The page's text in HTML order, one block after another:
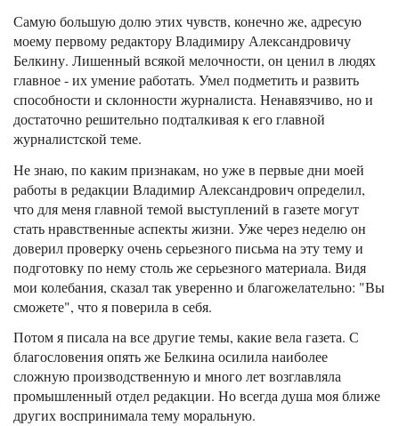
Самую большую долю этих чувств, конечно же, адресую
моему первому редактору Владимиру Александровичу
Белкину. Лишенный всякой мелочности, он ценил в людях
главное - их умение работать. Умел подметить и развить
способности и склонности журналиста. Ненавязчиво, но и
достаточно решительно подталкивая к его главной
журналистской теме.
Не знаю, по каким признакам, но уже в первые дни моей
работы в редакции Владимир Александрович определил,
что для меня главной темой выступлений в газете могут
стать нравственные аспекты жизни. Уже через неделю он
доверил проверку очень серьезного письма на эту тему и
подготовку по нему столь же серьезного материала. Видя
мои колебания, сказал так уверенно и благожелательно: "Вы
сможете", что я поверила в себя.
Потом я писала на все другие темы, какие вела газета. С
благословения опять же Белкина осилила наиболее
сложную производственную и много лет возглавляла
промышленный отдел редакции. Но всегда душа моя ближе
других воспринимала тему моральную.